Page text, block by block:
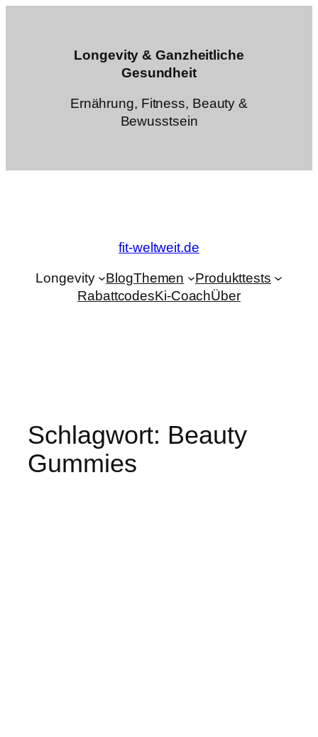
Longevity & Ganzheitliche
Gesundheit
Ernährung, Fitness, Beauty &
Bewusstsein
fit-weltweit.de
Longevity BlogThemen
Produkttests
RabattcodesKi-CoachÜber
Schlagwort: Beauty
Gummies